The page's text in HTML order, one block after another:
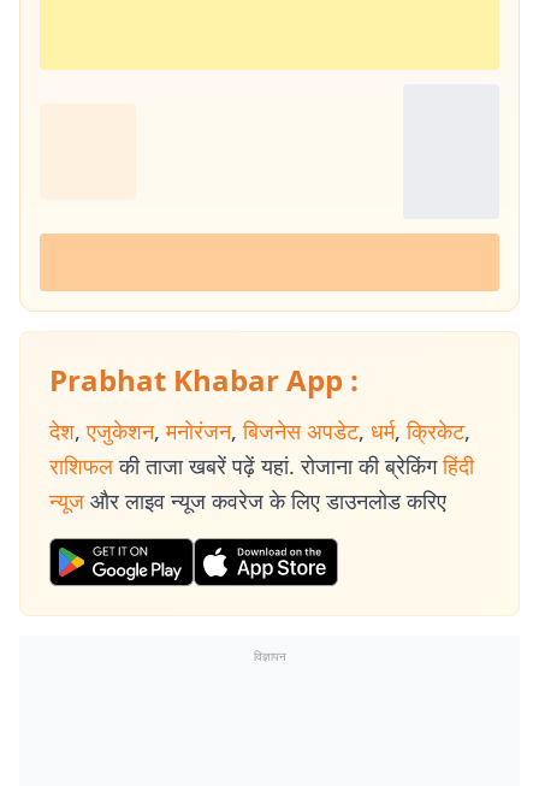
Prabhat Khabar App :
देश, एजुकेशन, मनोरंजन, बिजनेस अपडेट, धर्म, क्रिकेट,
राशिफल की ताजा खबरें पढ़ें यहां. रोजाना की ब्रेकिंग हिंदी
न्यूज और लाइव न्यूज कवरेज के लिए डाउनलोड करिए
विज्ञापन